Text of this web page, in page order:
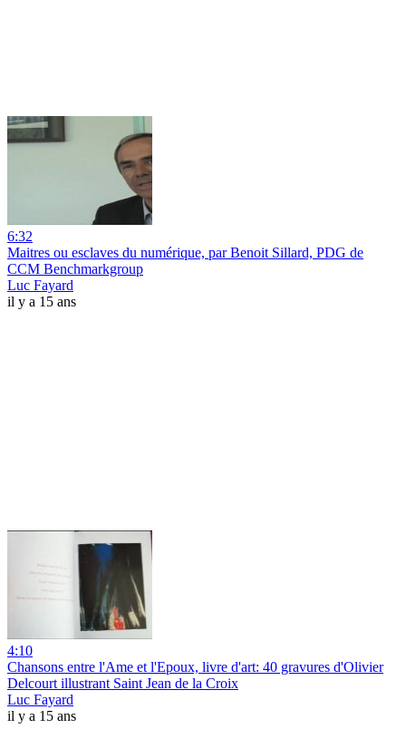
6:32
Maitres ou esclaves du numérique, par Benoit Sillard, PDG de
CCM Benchmarkgroup
Luc Fayard
il y a 15 ans
4:10
Chansons entre l'Ame et l'Epoux, livre d'art: 40 gravures d'Olivier
Delcourt illustrant Saint Jean de la Croix
Luc Fayard
il y a 15 ans